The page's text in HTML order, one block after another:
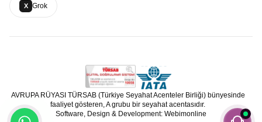
X Grok
AVRUPA RÜYASI TÜRSAB (Türkiye Seyahat Acenteler Birliği) bünyesinde
faaliyet gösteren, A grubu bir seyahat acentasıdır.
Software, Design & Development: Webimonline